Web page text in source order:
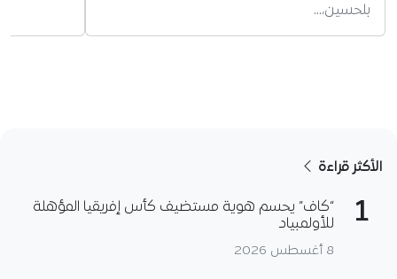
بلحسين،…
الأكثر قراءة
1
“كاف” يحسم هوية مستضيف كأس إفريقيا المؤهلة
للأولمبياد
8 أغسطس 2026